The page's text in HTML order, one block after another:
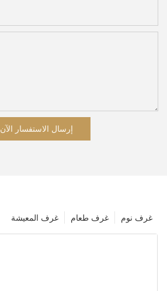
إرسال الاستفسار الآن
غرف نوم غرف طعام غرف المعيشة